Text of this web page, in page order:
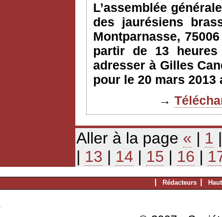
L’assemblée
des jaurésiens
Montparnasse,
partir de 13
adresser à Gilles
pour le 20 mars 2013
→
Aller à la page « | 1
| 13 | 14 | 15 | 16 |
Rédacteurs